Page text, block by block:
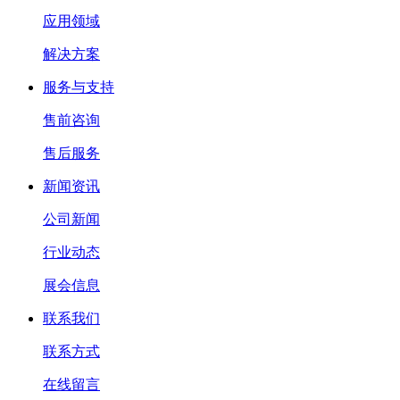
应用领域
解决方案
服务与支持
售前咨询
售后服务
新闻资讯
公司新闻
行业动态
展会信息
联系我们
联系方式
在线留言